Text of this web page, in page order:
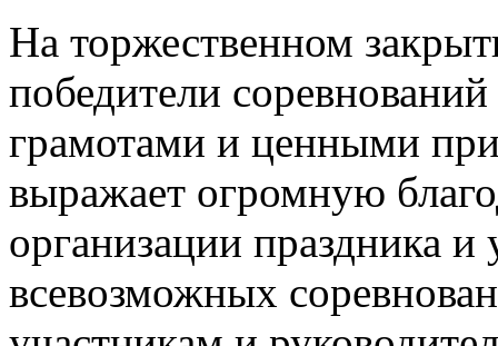
На торжественном
победители
грамотами и ценными
выражает огромную
организации праздника и
всевозможных